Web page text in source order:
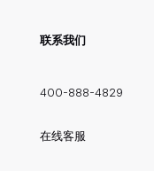
联系我们
400-888-4829
在线客服